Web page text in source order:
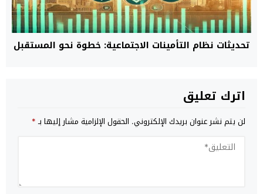
تحديثات نظام التأمينات الاجتماعية: خطوة نحو المستقبل
اترك تعليق
لن يتم نشر عنوان بريدك الإلكتروني. الحقول الإلزامية مشار إليها بـ*